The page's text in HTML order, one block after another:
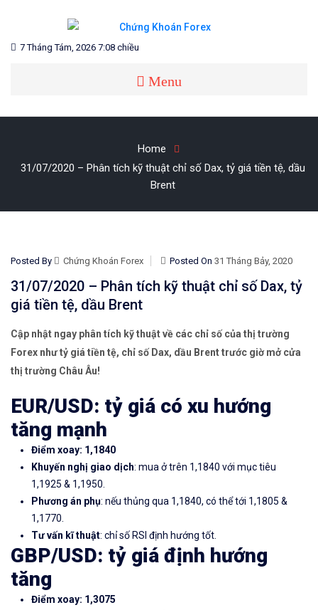
content
CHỨNG KHOÁN FOREX
Blog chia sẻ về Chứng Khoán và Forex
7 Tháng Tám, 2026 7:08 chiều
Menu
Home
31/07/2020 – Phân tích kỹ thuật chỉ số Dax, tỷ giá tiền tệ, dầu
Brent
Posted By Chứng Khoán Forex Posted On 31 Tháng Bảy, 2020
31/07/2020 – Phân tích kỹ thuật chỉ số Dax, tỷ
giá tiền tệ, dầu Brent
Cập nhật ngay phân tích kỹ thuật về các chỉ số của thị trường
Forex như tỷ giá tiền tệ, chỉ số Dax, dầu Brent trước giờ mở cửa
thị trường Châu Âu!
EUR/USD: tỷ giá có xu hướng
tăng mạnh
Điểm xoay: 1,1840
Khuyến nghị giao dịch: mua ở trên 1,1840 với mục tiêu
1,1925 & 1,1950.
Phương án phụ: nếu thủng qua 1,1840, có thể tới 1,1805 &
1,1770.
Tư vấn kĩ thuật: chỉ số RSI định hướng tốt.
GBP/USD: tỷ giá định hướng
tăng
Điểm xoay: 1,3075